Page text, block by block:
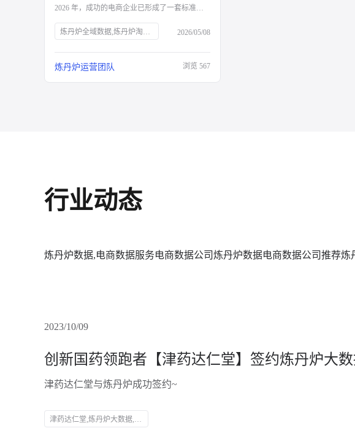
2026 年，成功的电商企业已形成了一套标准的工作流： 1.市场预判： 利用炼丹炉下钻三级品类，寻找高增长、低竞争的黑马赛道。 2.研发指导： 结合评价语义分析与属性交叉分析，确定新品的功能点与设计方向。 3.定价卡位： 参考细分品类的价格带分布，制定具备竞争力的初始定价。 4.动态调优： 实时监控竞品的改名与调价动作，利用炼丹炉的决策建议进行策略对冲。
炼丹炉全域数据,炼丹炉淘系数据分析 2026/05/08
炼丹炉运营团队 浏览 567
行业动态
炼丹炉数据,电商数据服务电商数据公司炼丹炉数据电商数据公司推荐炼
2023/10/09
创新国药领跑者【津药达仁堂】签约炼丹炉大数
津药达仁堂与炼丹炉成功签约~
津药达仁堂,炼丹炉大数据,AI大数据,服装AI,知衣科技,全域AI大数据,商业趋势洞察,数据采集,数据分析,中药企业,中华老字号,药品生产,医药研发,电商平台,品牌增长